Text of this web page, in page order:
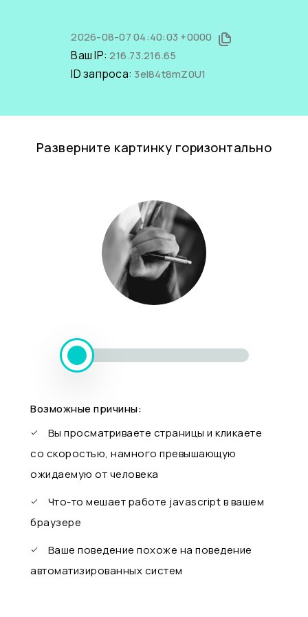
2026-08-07 04:40:03 +0000
Ваш IP:216.73.216.65
ID запроса: 3eI84t8mZ0U1
Разверните картинку горизонтально
Возможные причины:
Вы просматриваете страницы и кликаете
со скоростью, намного превышающую
ожидаемую от человека
Что-то мешает работе javascript в вашем
браузере
Ваше поведение похоже на поведение
автоматизированных систем